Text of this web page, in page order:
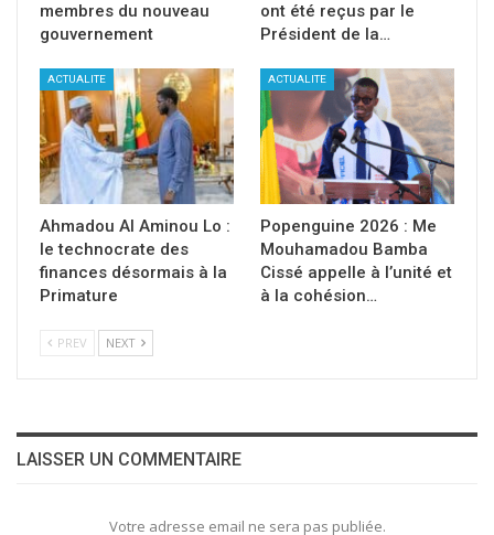
membres du nouveau
gouvernement
ont été reçus par le
Président de la…
ACTUALITE
Ahmadou Al Aminou Lo :
le technocrate des
finances désormais à la
Primature
ACTUALITE
Popenguine 2026 : Me
Mouhamadou Bamba
Cissé appelle à l’unité et
à la cohésion…
PREV NEXT
LAISSER UN COMMENTAIRE
Votre adresse email ne sera pas publiée.